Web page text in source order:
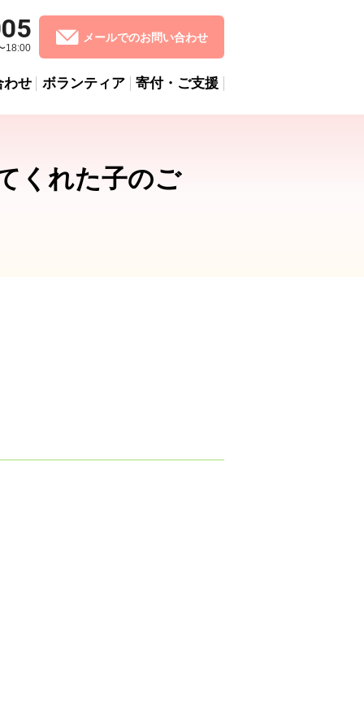
18:00
メールでのお問い合わせ
わせ ボランティア 寄付・ご支援
くれた子のご